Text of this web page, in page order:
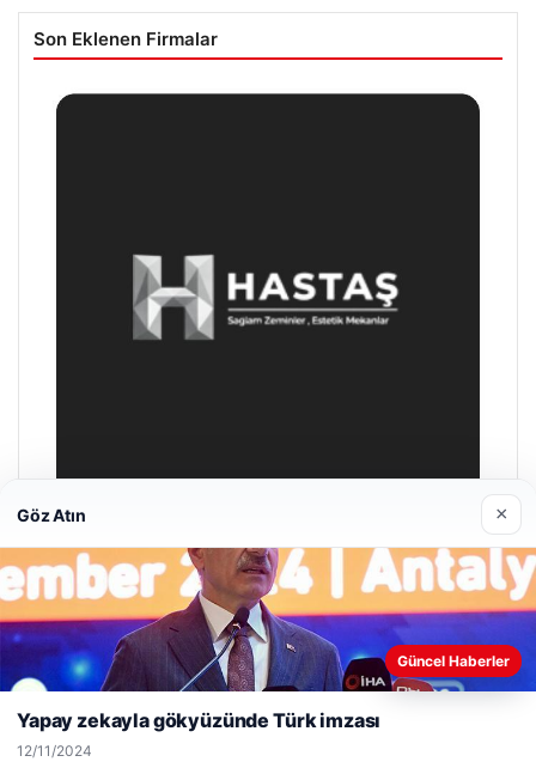
Son Eklenen Firmalar
Hastaş Beton
26/05/2026
Web sitemizi nasıl kullandığınızı daha iyi anlayabilmek,
deneyiminizi kişiselleştirmek ve geliştirmek amacıyla çerezler
Reddet Kabul Et
Göz Atın ×
Güncel Haberler
Yapay zekayla gökyüzünde Türk imzası
12/11/2024